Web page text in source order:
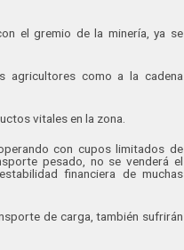
el gremio de la minería, ya se
agricultores como a la cadena
vitales en la zona.
con cupos limitados de
pesado, no se venderá el
financiera de muchas
de carga, también sufrirán